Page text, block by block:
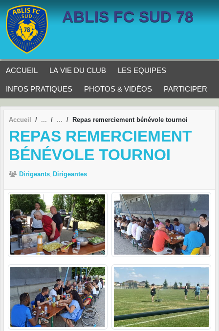
ABLIS FC SUD 78
ACCUEIL LA VIE DU CLUB LES EQUIPES
INFOS PRATIQUES PHOTOS & VIDÉOS PARTICIPER
Accueil Repas remerciement bénévole tournoi
REPAS REMERCIEMENT
BÉNÉVOLE TOURNOI
Dirigeants Dirigeantes
Panneau de gestion des cookies